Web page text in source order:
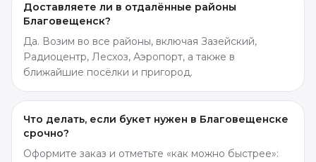
Доставляете ли в отдалённые районы
Благовещенск?
Да. Возим во все районы, включая Зазейский,
Радиоцентр, Лесхоз, Аэропорт, а также в
ближайшие посёлки и пригород.
Что делать, если букет нужен в Благовещенске
срочно?
Оформите заказ и отметьте «как можно быстрее»: